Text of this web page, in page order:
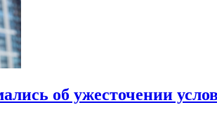
об ужесточении